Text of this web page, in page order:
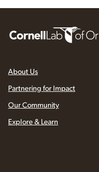
About Us
Partnering for Impact
Our Community
Explore & Learn